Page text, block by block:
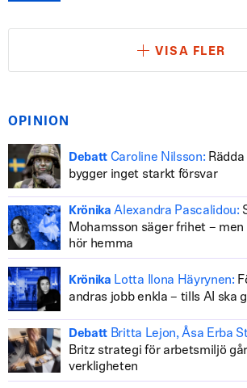
VISA FLER
OPINION
Debatt Caroline Nilsson:
bygger inget starkt försvar
Krönika Alexandra Pascalidou:
Mohamsson säger frihet –
hör hemma
Krönika Lotta Ilona Häyrynen:
andras jobb enkla – tills AI ska
Debatt Britta Lejon, Åsa Erba
Britz strategi för arbetsmiljö
verkligheten